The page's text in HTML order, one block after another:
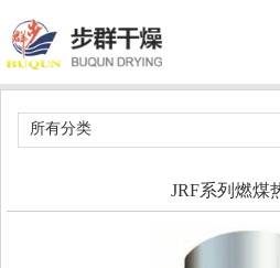
所有分类
JRF系列燃煤